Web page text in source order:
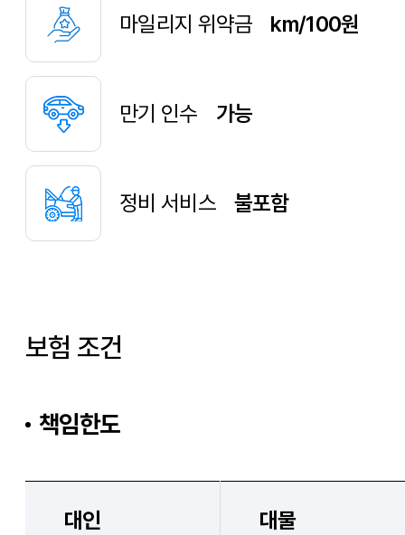
마일리지 위약금 km/100원
만기 인수 가능
정비 서비스 불포함
보험 조건
책임한도
대인 대물